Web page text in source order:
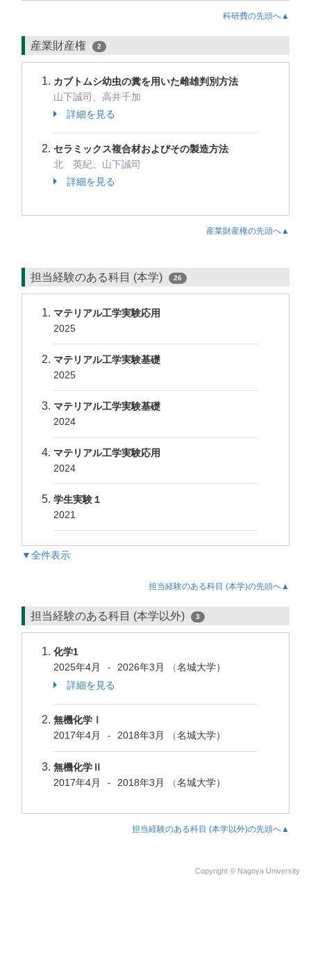
科研費の先頭へ▲
産業財産権 2
カブトムシ幼虫の糞を用いた雌雄判別方法
山下誠司、高井千加
詳細を見る
セラミックス複合材およびその製造方法
北 英紀、山下誠司
詳細を見る
産業財産権の先頭へ▲
担当経験のある科目 (本学) 26
マテリアル工学実験応用
2025
マテリアル工学実験基礎
2025
マテリアル工学実験基礎
2024
マテリアル工学実験応用
2024
学生実験１
2021
▼全件表示
担当経験のある科目 (本学)の先頭へ▲
担当経験のある科目 (本学以外) 3
化学1
2025年4月
- 2026年3月 （名城大学）
詳細を見る
無機化学Ⅰ
2017年4月
- 2018年3月 （名城大学）
無機化学Ⅱ
2017年4月
- 2018年3月 （名城大学）
担当経験のある科目 (本学以外)の先頭へ▲
Copyright © Nagoya University